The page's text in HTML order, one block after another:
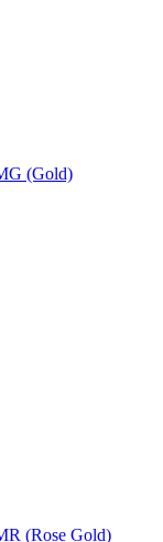
(Gold)
(Rose Gold)